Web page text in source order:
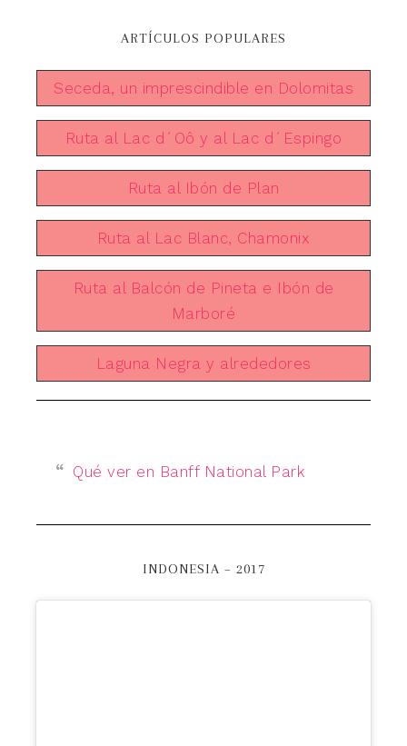
ARTÍCULOS POPULARES
Seceda, un imprescindible en Dolomitas
Ruta al Lac d´Oô y al Lac d´Espingo
Ruta al Ibón de Plan
Ruta al Lac Blanc, Chamonix
Ruta al Balcón de Pineta e Ibón de
Marboré
Laguna Negra y alrededores
Qué ver en Banff National Park
INDONESIA – 2017